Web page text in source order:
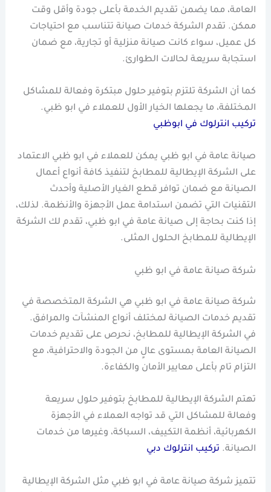
العامة، مما يضمن تقديم الخدمة بأعلى جودة وأقل وقت
ممكن. تقدم الشركة خدمات صيانة تتناسب مع احتياجات
كل عميل، سواء كانت صيانة منزلية أو تجارية، مع ضمان
استجابة سريعة لحالات الطوارئ.
كما أن الشركة تلتزم بتوفير حلول مبتكرة وفعالة للمشاكل
المختلفة، ما يجعلها الخيار الأول للعملاء في ابو ظبي.
تركيب انترلوك في ابوظبي
صيانة عامة في ابو ظبي يمكن للعملاء في ابو ظبي الاعتماد
على الشركة الإيطالية للمطابخ لتنفيذ كافة أنواع أعمال
الصيانة مع ضمان توافر قطع الغيار الأصلية وأحدث
التقنيات التي تضمن استدامة عمل الأجهزة والأنظمة. لذلك،
إذا كنت بحاجة إلى صيانة عامة في ابو ظبي، تقدم لك الشركة
الإيطالية للمطابخ الحلول المثلى.
شركة صيانة عامة في ابو ظبي
شركة صيانة عامة في ابو ظبي هي الشركة المتخصصة في
تقديم خدمات الصيانة لمختلف أنواع المنشآت والمرافق.
في الشركة الإيطالية للمطابخ، نحرص على تقديم خدمات
الصيانة العامة بمستوى عالٍ من الجودة والاحترافية، مع
التزام تام بأعلى معايير الأمان والكفاءة.
تهتم الشركة الإيطالية للمطابخ بتوفير حلول سريعة
وفعالة للمشاكل التي قد تواجه العملاء في الأجهزة
الكهربائية، أنظمة التكييف، السباكة، وغيرها من خدمات
الصيانة. تركيب انترلوك دبي
تتميز شركة صيانة عامة في ابو ظبي مثل الشركة الإيطالية